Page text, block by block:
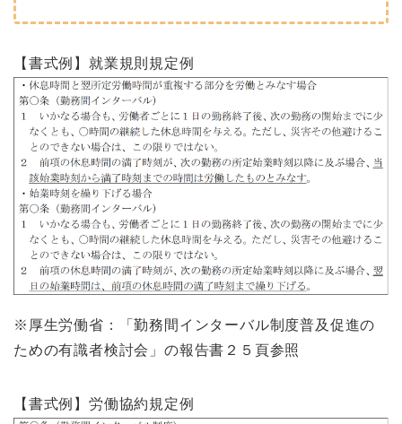
【書式例】就業規則規定例
※厚生労働省：「勤務間インターバル制度普及促進の
ための有識者検討会」の報告書２５頁参照
【書式例】労働協約規定例